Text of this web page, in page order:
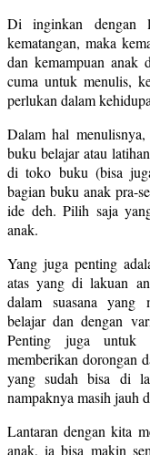
Di inginkan dengan
kematangan, maka
dan kemampuan anak
cuma untuk menulis,
perlukan dalam
Dalam hal
buku belajar atau
di toko buku (bisa
bagian buku anak pra-
ide deh. Pilih saja
anak.
Yang juga penting
atas yang di lakuan
dalam suasana yang
belajar dan dengan
Penting juga untuk
memberikan dorongan
yang sudah bisa di
nampaknya masih jauh
Lantaran dengan kita
anak, ia bisa makin